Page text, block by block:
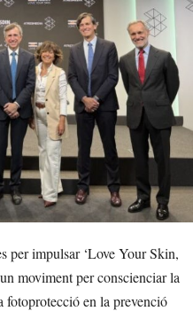
per impulsar ‘Love Your Skin,
moviment per conscienciar la
fotoprotecció en la prevenció